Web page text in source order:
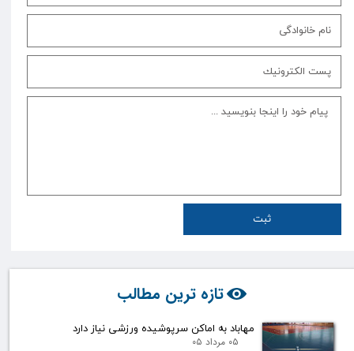
تازه ترین مطالب
مهاباد به اماکن سرپوشیده ورزشی نیاز دارد
۰۵ مرداد ۰۵
ثبت